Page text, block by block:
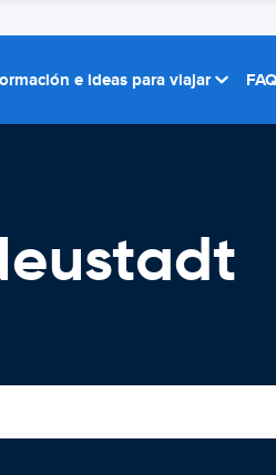
e ideas para viajar FAQ